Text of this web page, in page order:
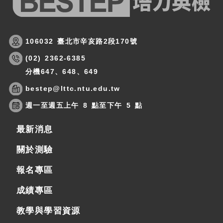
106032 臺北市辛亥路2段170號
(02) 2362-6385
分機647、648、649
bestep@lttc.ntu.edu.tw
週一至週五上午 8 點至下午 5 點
最新消息
關於測驗
報名專區
成績專區
教學與學習資源